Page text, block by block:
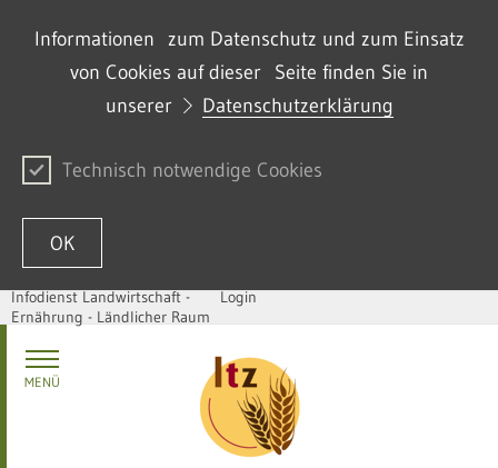
Informationen zum Datenschutz und zum Einsatz
von Cookies auf dieser Seite finden Sie in
unserer
Datenschutzerklärung
Technisch notwendige Cookies
OK
Passer au contenu
Infodienst Landwirtschaft -
Ernährung - Ländlicher Raum
Login
MENÜ